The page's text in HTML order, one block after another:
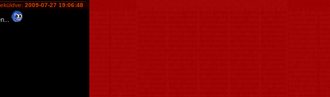
2009-07-27 19:06:48